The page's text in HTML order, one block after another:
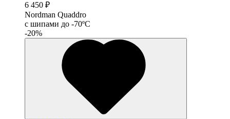
6 450 ₽
Nordman Quaddro
с шипами до -70ºС
-20%